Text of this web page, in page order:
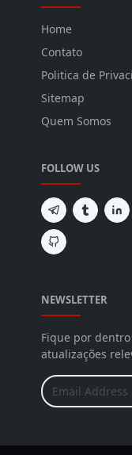
Home
Contato
Politica de
Sitemap
Quem Somos
FOLLOW US
NEWSLETTER
Fique por
atualizações